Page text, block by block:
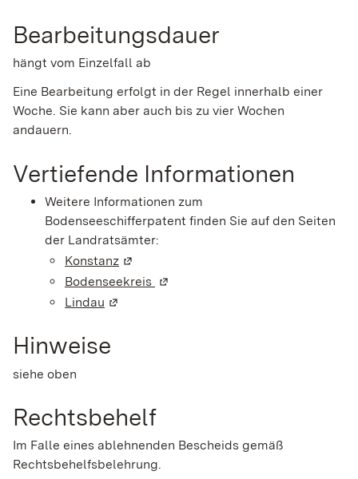
Bearbeitungsdauer
hängt vom Einzelfall ab
Eine Bearbeitung erfolgt in der Regel innerhalb einer
Woche. Sie kann aber auch bis zu vier Wochen
andauern.
Vertiefende Informationen
Weitere Informationen zum
Bodenseeschifferpatent finden Sie auf den Seiten
der Landratsämter:
Konstanz (Wird in einem neuen Fenster geöffnet)
Bodenseekreis (Wird in einem neuen Fenster
Lindau (Wird in einem neuen Fenster geöffnet)
Hinweise
siehe oben
Rechtsbehelf
Im Falle eines ablehnenden Bescheids gemäß
Rechtsbehelfsbelehrung.